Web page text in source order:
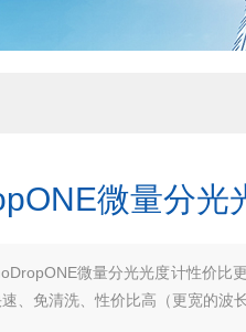
微量分光
微量分光光度计性价比
、免清洗、性价比高（更宽的波